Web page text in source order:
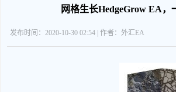
网格生长HedgeGrow EA
发布时间：2020-10-30 02:54 | 作者：外汇EA